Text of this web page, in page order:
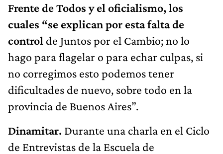
Frente de Todos y el oficialismo, los
cuales “se explican por esta falta de
control de Juntos por el Cambio; no lo
hago para flagelar o para echar culpas, si
no corregimos esto podemos tener
dificultades de nuevo, sobre todo en la
provincia de Buenos Aires”.
Dinamitar. Durante una charla en el Ciclo
de Entrevistas de la Escuela de